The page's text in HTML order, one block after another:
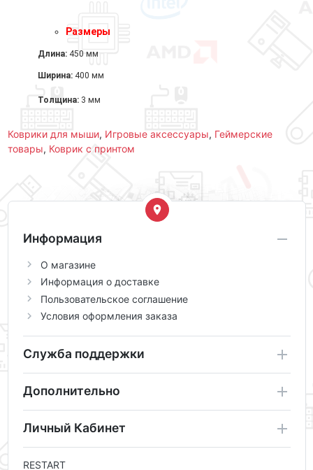
Размеры
Длина: 450 мм
Ширина: 400 мм
Толщина: 3 мм
Коврики для мыши, Игровые аксессуары, Геймерские
товары, Коврик с принтом
Информация
О магазине
Информация о доставке
Пользовательское соглашение
Условия оформления заказа
Служба поддержки
Дополнительно
Личный Кабинет
RESTART